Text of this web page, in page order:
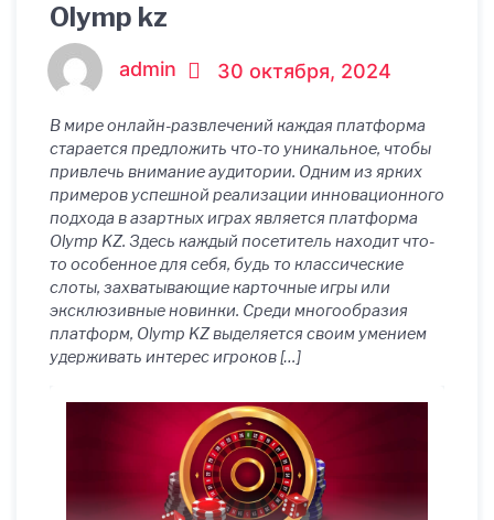
Olymp kz
admin 30 октября, 2024
В мире онлайн-развлечений каждая платформа
старается предложить что-то уникальное, чтобы
привлечь внимание аудитории. Одним из ярких
примеров успешной реализации инновационного
подхода в азартных играх является платформа
Olymp KZ. Здесь каждый посетитель находит что-
то особенное для себя, будь то классические
слоты, захватывающие карточные игры или
эксклюзивные новинки. Среди многообразия
платформ, Olymp KZ выделяется своим умением
удерживать интерес игроков […]